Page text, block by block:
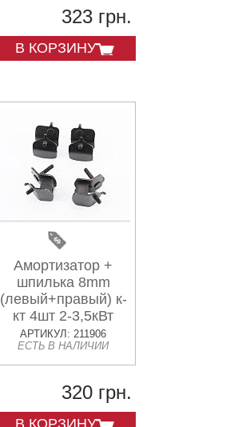
323 грн.
В КОРЗИНУ
Амортизатор +
шпилька 8mm
(левый+правый) к-
кт 4шт 2-3,5кВт
АРТИКУЛ: 211906
ЕСТЬ В НАЛИЧИИ
320 грн.